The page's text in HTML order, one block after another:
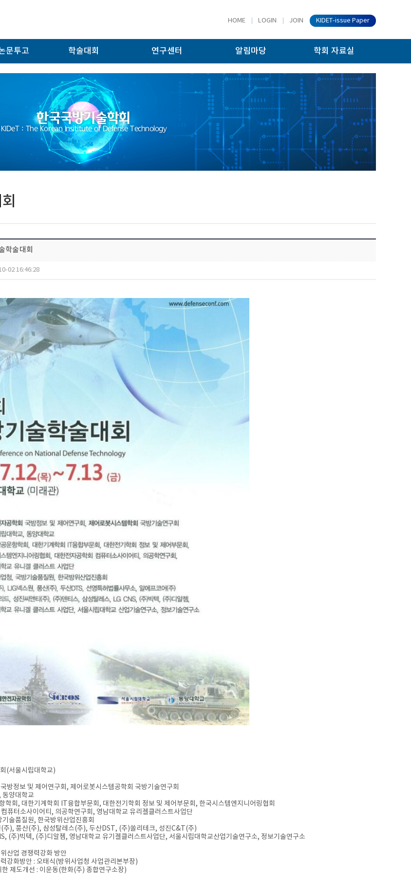
HOME LOGIN JOIN KIDET-issue Paper
문투고 학술대회 연구센터 알림마당 학회 자료실
한국국방기술학회
KIDeT : The Korean Insititute of Defense Technology
학술대회
02 16:46:28
(서울시립대학교)
방정보 및 제어연구회, 제어로봇시스템공학회 국방기술연구회
동양대학교
학회, 대한기계학회 IT융합부문회, 대한전기학회 정보 및 제어부문회, 한국시스템엔지니어링협회
터소사이어티, 의공학연구회, 영남대학교 유리겔클러스트사업단
술품질원, 한국방위산업진흥회
(주), 풍산(주), 삼성탈레스(주), 두산DST, (주)쏠리테크, 성진C&T(주)
(주)빅텍, (주)디알젬, 영남대학교 유기겔클러스트사업단, 서울시립대학교산업기술연구소, 정보기술연구소
산업 경쟁력강화 방안
강화방안 : 오태식(방위사업청 사업관리본부장)
제도개선 : 이운동(한화(주) 종합연구소장)